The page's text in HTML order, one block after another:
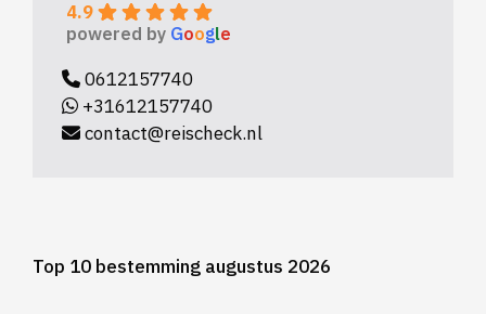
4.9
powered by Google
0612157740
+31612157740
contact@reischeck.nl
Top 10 bestemming augustus 2026